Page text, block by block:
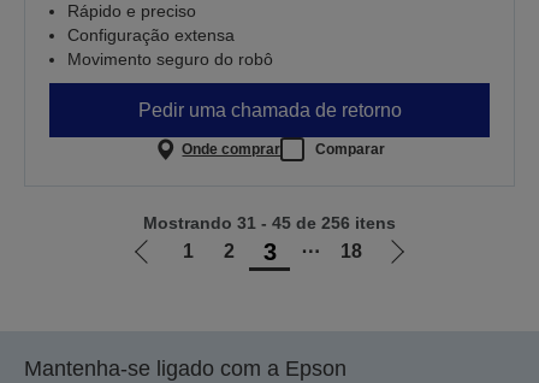
Rápido e preciso
Configuração extensa
Movimento seguro do robô
Pedir uma chamada de retorno
Onde comprar Comparar
Ir
anterior
1 2 3 ⋯ 18
Ir
Mostrando 31 - 45 de 256 itens
Mantenha-se ligado com a Epson